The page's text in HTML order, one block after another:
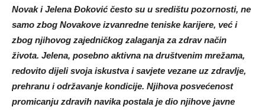
Novak i Jelena Đoković često su u središtu pozornosti, ne
samo zbog Novakove izvanredne teniske karijere, već i
zbog njihovog zajedničkog zalaganja za zdrav način
života. Jelena, posebno aktivna na društvenim mrežama,
redovito dijeli svoja iskustva i savjete vezane uz zdravlje,
prehranu i održavanje kondicije. Njihova posvećenost
promicanju zdravih navika postala je dio njihove javne